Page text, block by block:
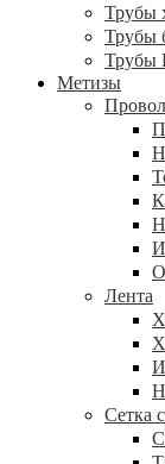
Трубы
Трубы
Трубы
Метизы
Лента
Сетка